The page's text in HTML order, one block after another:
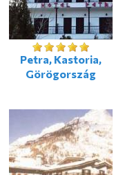
Petra, Kastoria,
Görögország